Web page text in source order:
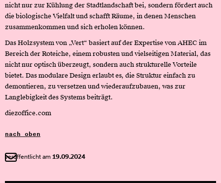
nicht nur zur Kühlung der Stadtlandschaft bei, sondern fördert auch
die biologische Vielfalt und schafft Räume, in denen Menschen
zusammenkommen und sich erholen können.
Das Holzsystem von „Vert“ basiert auf der Expertise von AHEC im
Bereich der Roteiche, einem robusten und vielseitigen Material, das
nicht nur optisch überzeugt, sondern auch strukturelle Vorteile
bietet. Das modulare Design erlaubt es, die Struktur einfach zu
demontieren, zu versetzen und wiederaufzubauen, was zur
Langlebigkeit des Systems beiträgt.
diezoffice.com
nach oben
veröffentlicht am 19.09.2024